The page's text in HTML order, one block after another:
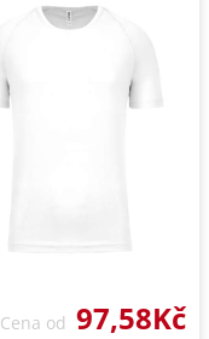
Cena od 97,58Kč